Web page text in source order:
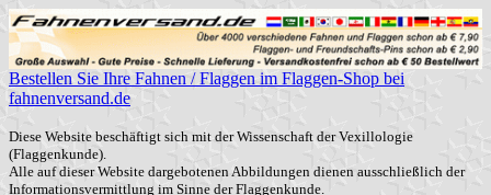
Bestellen Sie Ihre Fahnen / Flaggen im Flaggen-Shop bei
fahnenversand.de
Diese Website beschäftigt sich mit der Wissenschaft der Vexillologie
(Flaggenkunde).
Alle auf dieser Website dargebotenen Abbildungen dienen ausschließlich der
Informationsvermittlung im Sinne der Flaggenkunde.